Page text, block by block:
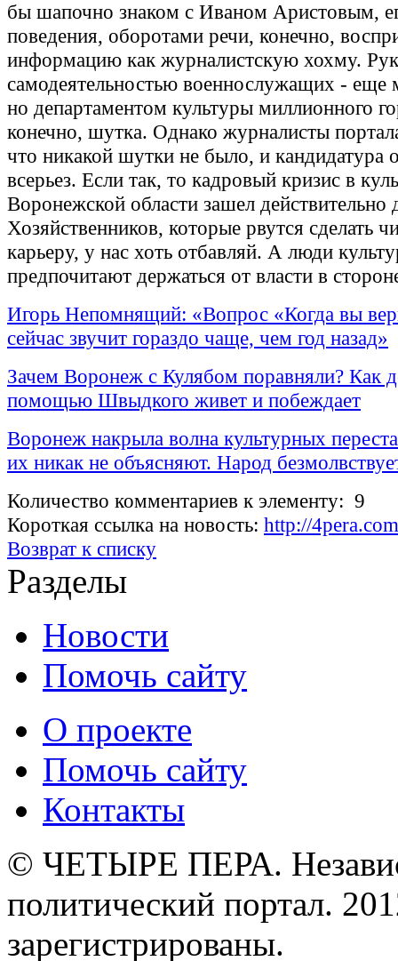
бы шапочно знаком с Иваном Аристовым,
поведения, оборотами речи, конечно,
информацию как журналистскую хохму.
самодеятельностью военнослужащих - еще
но департаментом культуры миллионного
конечно, шутка. Однако журналисты
что никакой шутки не было, и кандидатура
всерьез. Если так, то кадровый кризис в
Воронежской области зашел действительно
Хозяйственников, которые рвутся сделать
карьеру, у нас хоть отбавляй. А люди
предпочитают держаться от власти в
Игорь Непомнящий: «Вопрос «Когда вы
сейчас звучит гораздо чаще, чем год назад»
Зачем Воронеж с Кулябом поравняли? Как
помощью Швыдкого живет и побеждает
Воронеж накрыла волна культурных
их никак не объясняют. Народ
Количество комментариев к элементу: 9
Короткая ссылка на новость: http://
Возврат к списку
Разделы
Новости
Помочь сайту
О проекте
Помочь сайту
Контакты
© ЧЕТЫРЕ ПЕРА.
политический портал.
зарегистрированы.